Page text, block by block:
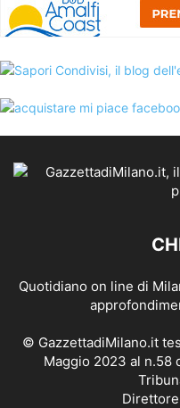
Quotidiano on line di
© GazzettadiMilano.it
Maggio 2023 al n.58